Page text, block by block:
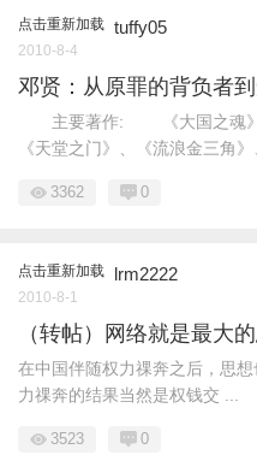
点击重新加载 tuffy05
2010-8-4
邓贤：从原罪的背负者
主要著作: 《大国之魂》、
《天堂之门》、《流浪金三角》
3362 0
点击重新加载 lrm2222
2010-8-1
（转帖）网络就是最大
在中国伴随权力祼奔之后，思
力祼奔的结果当然是权钱交 ...
3523 0